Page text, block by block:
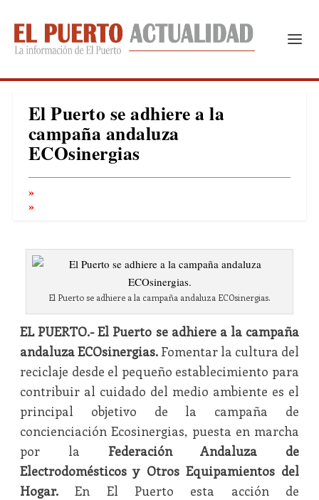
El Puerto se adhiere a la
campaña andaluza
ECOsinergias
El Puerto se adhiere a la campaña andaluza ECOsinergias.
EL PUERTO.- El Puerto se adhiere a la campaña
andaluza ECOsinergias.Fomentar la cultura del
reciclaje desde el pequeño establecimiento para
contribuir al cuidado del medio ambiente es el
principal objetivo de la campaña de
concienciación Ecosinergias, puesta en marcha
por la Federación Andaluza de
Electrodomésticos y Otros Equipamientos del
Hogar.En El Puerto esta acción de